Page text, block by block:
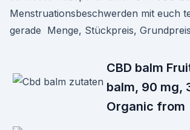
Menstruationsbeschwerden mit euch
gerade Menge, Stückpreis,
CBD balm
balm, 90 mg,
Organic from